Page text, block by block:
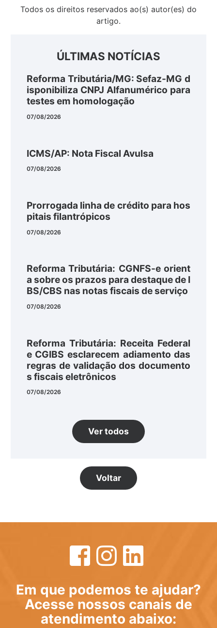
Todos os direitos reservados ao(s) autor(es) do
artigo.
ÚLTIMAS NOTÍCIAS
Reforma Tributária/MG: Sefaz-MG d
isponibiliza CNPJ Alfanumérico para
testes em homologação
07/08/2026
ICMS/AP: Nota Fiscal Avulsa
07/08/2026
Prorrogada linha de crédito para hos
pitais filantrópicos
07/08/2026
Reforma Tributária: CGNFS-e orient
a sobre os prazos para destaque de I
BS/CBS nas notas fiscais de serviço
07/08/2026
Reforma Tributária: Receita Federal
e CGIBS esclarecem adiamento das
regras de validação dos documento
s fiscais eletrônicos
07/08/2026
Ver todos
Voltar
Em que podemos te ajudar?
Acesse nossos canais de
atendimento abaixo: